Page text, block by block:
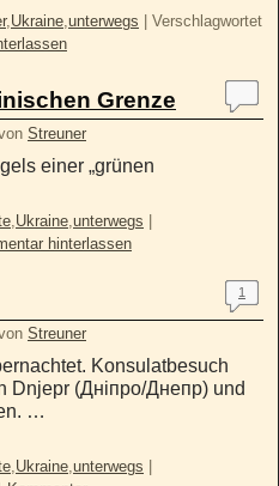
, Ukraine unterwegs | Verschlagwortet
Grenze
Streuner
einer „grünen
Ukraine unterwegs
hinterlassen
Streuner
1
Konsulatbesuch
Dnjepr (Дніпро/Днепр) und
…
,Ukraine,unterwegs